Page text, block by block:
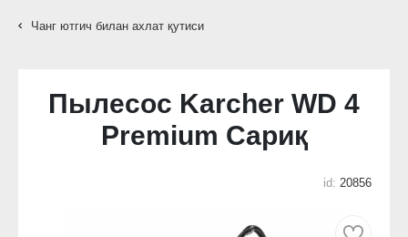
Чанг ютгич билан ахлат қутиси
Пылесос Karcher WD 4
Premium Сариқ
id: 20856